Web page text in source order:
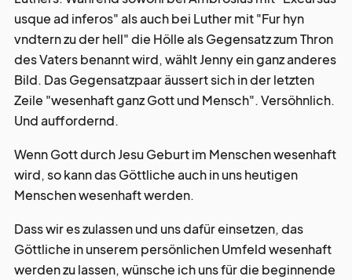
usque ad inferos" als auch bei Luther mit "Fur hyn
vndtern zu der hell" die Hölle als Gegensatz zum Thron
des Vaters benannt wird, wählt Jenny ein ganz anderes
Bild. Das Gegensatzpaar äussert sich in der letzten
Zeile "wesenhaft ganz Gott und Mensch". Versöhnlich.
Und auffordernd.
Wenn Gott durch Jesu Geburt im Menschen wesenhaft
wird, so kann das Göttliche auch in uns heutigen
Menschen wesenhaft werden.
Dass wir es zulassen und uns dafür einsetzen, das
Göttliche in unserem persönlichen Umfeld wesenhaft
werden zu lassen, wünsche ich uns für die beginnende